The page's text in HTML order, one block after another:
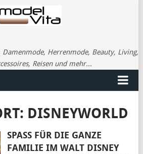
Herrenmode, Beauty, Living,
Reisen und mehr...
DISNEYWORLD
SPASS FÜR DIE GANZE F
AMILIE IM WALT DISNEY W